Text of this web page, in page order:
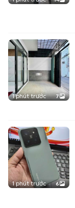
1 phút trước 7
1 phút trước 6